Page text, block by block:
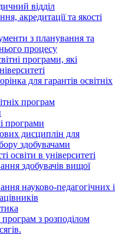
відділ
акредитації та якості
з планування та
процесу
програми, які
для гарантів освітніх
програм
програми
дисциплін для
здобувачами
освіти в університеті
здобувачів вищої
науково-педагогічних і
програм з розподілoм